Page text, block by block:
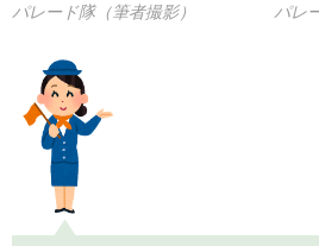
パレ
パレード隊（筆者撮影）